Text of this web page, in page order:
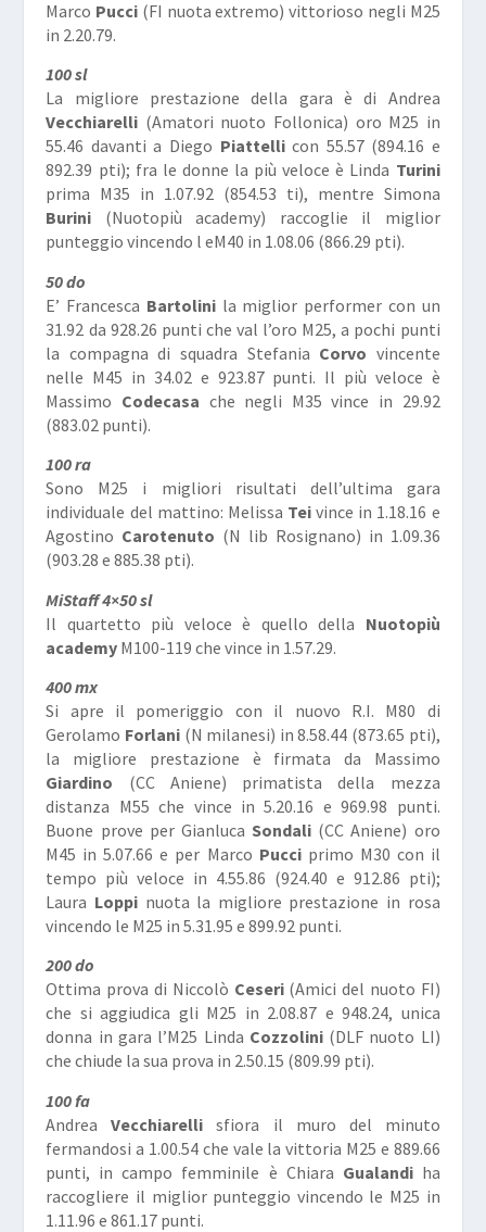
Marco Pucci (FI nuota extremo) vittorioso negli M25
in 2.20.79.
100 sl
La migliore prestazione della gara è di Andrea
Vecchiarelli (Amatori nuoto Follonica) oro M25 in
55.46 davanti a Diego Piattellicon 55.57 (894.16 e
892.39 pti); fra le donne la più veloce è Linda Turini
prima M35 in 1.07.92 (854.53 ti), mentre Simona
Burini (Nuotopiù academy) raccoglie il miglior
punteggio vincendo l eM40 in 1.08.06 (866.29 pti).
50 do
E’ Francesca Bartolinila miglior performer con un
31.92 da 928.26 punti che val l’oro M25, a pochi punti
la compagna di squadra Stefania Corvo vincente
nelle M45 in 34.02 e 923.87 punti. Il più veloce è
Massimo Codecasa che negli M35 vince in 29.92
(883.02 punti).
100 ra
Sono M25 i migliori risultati dell’ultima gara
individuale del mattino: Melissa Tei vince in 1.18.16 e
Agostino Carotenuto (N lib Rosignano) in 1.09.36
(903.28 e 885.38 pti).
MiStaff 4×50 sl
Il quartetto più veloce è quello della Nuotopiù
academy M100-119 che vince in 1.57.29.
400 mx
Si apre il pomeriggio con il nuovo R.I. M80 di
Gerolamo Forlani (N milanesi) in 8.58.44 (873.65 pti),
la migliore prestazione è firmata da Massimo
Giardino (CC Aniene) primatista della mezza
distanza M55 che vince in 5.20.16 e 969.98 punti.
Buone prove per Gianluca Sondali (CC Aniene) oro
M45 in 5.07.66 e per Marco Pucciprimo M30 con il
tempo più veloce in 4.55.86 (924.40 e 912.86 pti);
Laura Loppi nuota la migliore prestazione in rosa
vincendo le M25 in 5.31.95 e 899.92 punti.
200 do
Ottima prova di Niccolò Ceseri(Amici del nuoto FI)
che si aggiudica gli M25 in 2.08.87 e 948.24, unica
donna in gara l’M25 Linda Cozzolini(DLF nuoto LI)
che chiude la sua prova in 2.50.15 (809.99 pti).
100 fa
AndreaVecchiarelli sfiora il muro del minuto
fermandosi a 1.00.54 che vale la vittoria M25 e 889.66
punti, in campo femminile è Chiara Gualandiha
raccogliere il miglior punteggio vincendo le M25 in
1.11.96 e 861.17 punti.